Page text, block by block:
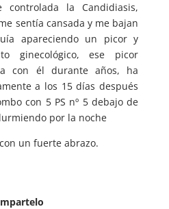
controlada la Candidiasis,
sentía cansada y me bajan
apareciendo un picor y
ginecológico, ese picor
con él durante años, ha
a los 15 días después
con 5 PS nº 5 debajo de
por la noche
un fuerte abrazo.